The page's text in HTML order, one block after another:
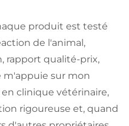
produit est testé
de l'animal,
rapport qualité-prix,
m'appuie sur mon
clinique vétérinaire,
rigoureuse et, quand